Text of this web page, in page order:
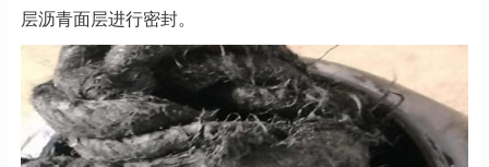
层沥青面层进行密封。